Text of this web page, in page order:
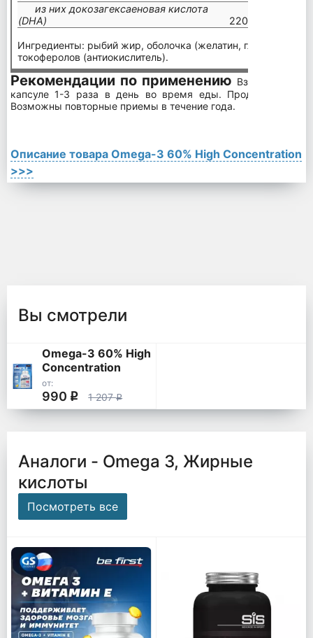
из них докозагексаеновая кислота
(DHA)
220 мг
Ингредиенты: рыбий жир, оболочка (желатин, глицерин
токоферолов (антиокислитель).
Рекомендации по применению Взрослым и
капсуле 1-3 раза в день во время еды.
Возможны повторные приемы в течение года.
Описание товара Omega-3 60% High Concentration
>>>
Вы смотрели
Omega-3 60% High
Concentration
от:
990 q 1 207q
Аналоги - Omega 3, Жирные
кислоты
Посмотреть все